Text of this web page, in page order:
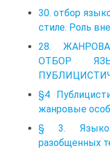
30. отбор
стиле. Роль
28.
ОТБОР
§4
жанровые
§ 3.
разобщенных